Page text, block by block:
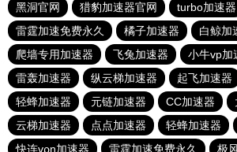
黑洞官网
猎豹加速器官网 turbo加速器
雷霆加速免费永久
橘子加速器
白鲸加
爬墙专用加速器
飞兔加速器 小牛vp加
雷轰加速器
纵云梯加速器 起飞加速器
轻蜂加速器
元链加速器 CC加速器
云梯加速器
点点加速器 轻蜂加速器
快连vρn加速器
雷霆加速免费永久 极